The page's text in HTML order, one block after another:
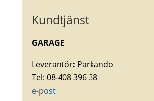
Kundtjänst
GARAGE
Leverantör: Parkando
Tel: 08-408 396 38
e-post